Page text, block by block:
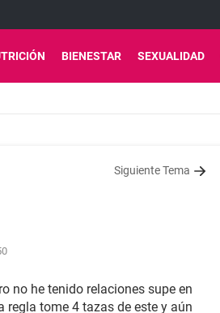
BIENESTAR SEXUALIDAD
Siguiente Tema
no he tenido relaciones supe en
regla tome 4 tazas de este y aún